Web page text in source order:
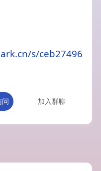
s/ceb27496
问 加入群聊